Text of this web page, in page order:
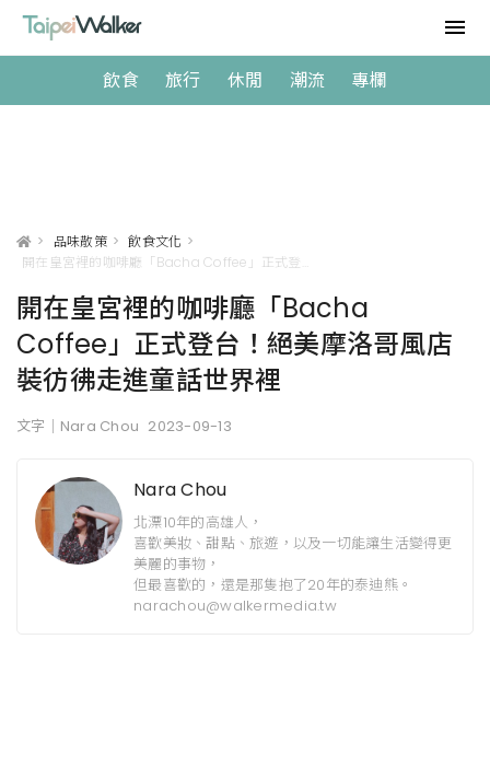
飲食 旅行 休閒 潮流 專欄
> 品味散策 > 飲食文化 >
開在皇宮裡的咖啡廳「Bacha
Coffee」正式登台！絕美摩洛哥風店
裝彷彿走進童話世界裡
文字｜Nara Chou 2023-09-13
Nara Chou
北漂10年的高雄人，
喜歡美妝、甜點、旅遊，以及一切能讓生活變得更
美麗的事物，
但最喜歡的，還是那隻抱了20年的泰迪熊。
narachou@walkermedia.tw